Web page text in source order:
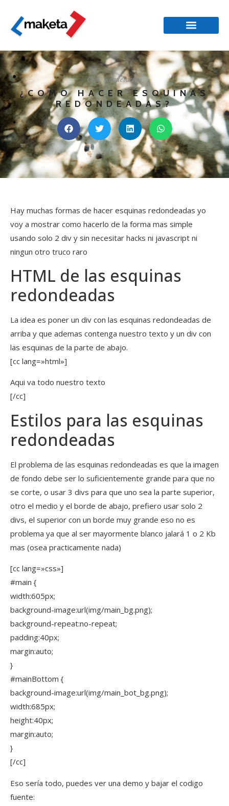
CSS ,maquetación
¿COMO HACER ESQUINAS
REDONDEADAS?
Hay muchas formas de hacer esquinas redondeadas yo
voy a mostrar como hacerlo de la forma mas simple
usando solo 2 div y sin necesitar hacks ni javascript ni
ningun otro truco raro
HTML de las esquinas
redondeadas
La idea es poner un div con las esquinas redondeadas de
arriba y que ademas contenga nuestro texto y un div con
las esquinas de la parte de abajo.
[cc lang=»html»]
Aqui va todo nuestro texto
[/cc]
Estilos para las esquinas
redondeadas
El problema de las esquinas redondeadas es que la imagen
de fondo debe ser lo suficientemente grande para que no
se corte, o usar 3 divs para que uno sea la parte superior,
otro el medio y el borde de abajo, prefiero usar solo 2
divs, el superior con un borde muy grande eso no es
problema ya que al ser mayormente blanco jalará 1 o 2 Kb
mas (osea practicamente nada)
[cc lang=»css»]
#main {
width:605px;
background-image:url(img/main_bg.png);
background-repeat:no-repeat;
padding:40px;
margin:auto;
}
#mainBottom {
background-image:url(img/main_bot_bg.png);
width:685px;
height:40px;
margin:auto;
}
[/cc]
Eso sería todo, puedes ver una demo y bajar el codigo
fuente: